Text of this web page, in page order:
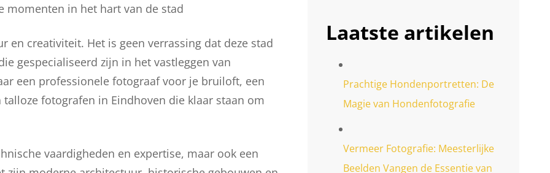
momenten in het hart van de stad
en creativiteit. Het is geen verrassing dat deze stad
gespecialiseerd zijn in het vastleggen van
een professionele fotograaf voor je bruiloft, een
fotografen in Eindhoven die klaar staan om
vaardigheden en expertise, maar ook een
Laatste artikelen
Prachtige Hondenportretten: De
Magie van Hondenfotografie
Vermeer Fotografie: Meesterlijke
Beelden Vangen de Essentie van